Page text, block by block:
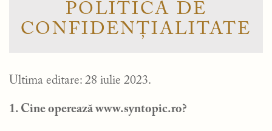
POLITICĂ DE
CONFIDENȚIALITATE
Ultima editare: 28 iulie 2023.
1. Cine operează www.syntopic.ro?